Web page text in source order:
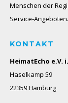
Menschen der
Service-Angeboten.
KONTAKT
HeimatEcho e.V.
Haselkamp 59
22359 Hamburg